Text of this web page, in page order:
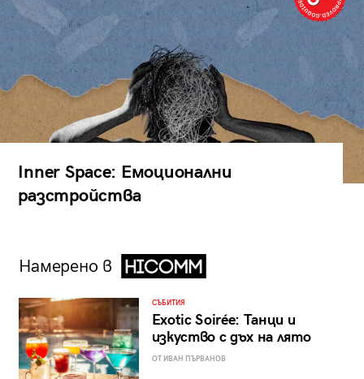
Inner Space: Емоционални
разстройства
Намерено в
СЪБИТИЯ
Exotic Soirée: Танци и
изкуство с дъх на лято
ОТ ИВАН ПЪРВАНОВ